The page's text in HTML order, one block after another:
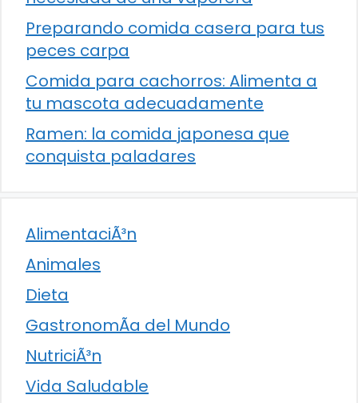
Preparando comida casera para tus
peces carpa
Comida para cachorros: Alimenta a
tu mascota adecuadamente
Ramen: la comida japonesa que
conquista paladares
AlimentaciÃ³n
Animales
Dieta
GastronomÃ­a del Mundo
NutriciÃ³n
Vida Saludable